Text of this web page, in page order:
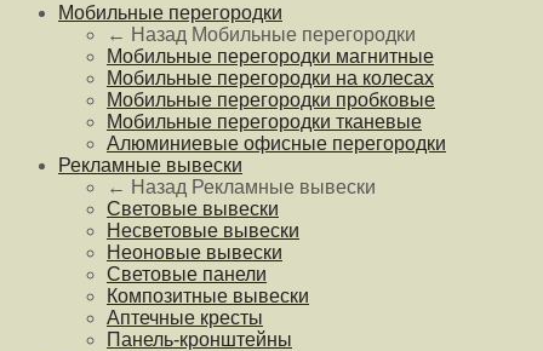
Мобильные перегородки
← Назад Мобильные перегородки
Мобильные перегородки магнитные
Мобильные перегородки на колесах
Мобильные перегородки пробковые
Мобильные перегородки тканевые
Алюминиевые офисные перегородки
Рекламные вывески
← Назад Рекламные вывески
Световые вывески
Несветовые вывески
Неоновые вывески
Световые панели
Композитные вывески
Аптечные кресты
Панель-кронштейны